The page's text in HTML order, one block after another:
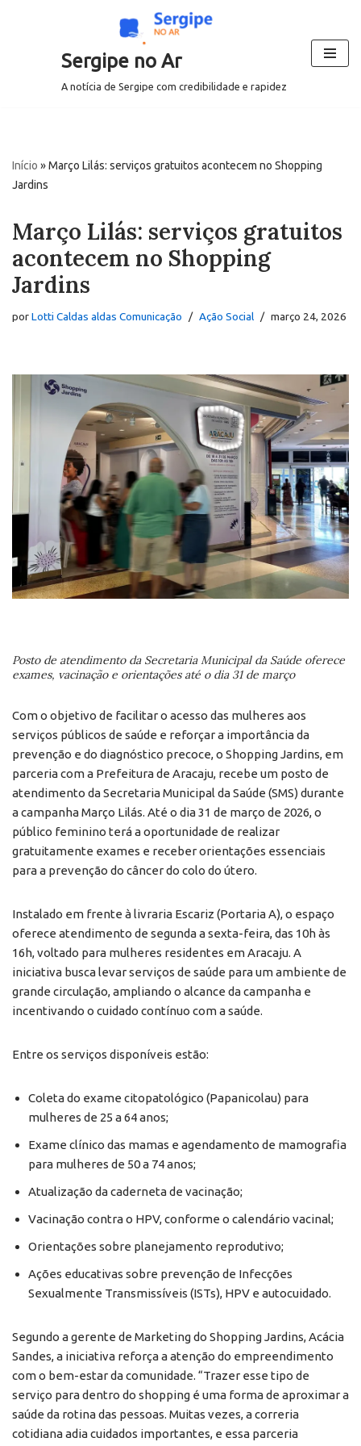
Sergipe no Ar
A notícia de Sergipe com credibilidade e rapidez
Início »Março Lilás: serviços gratuitos acontecem no Shopping
Jardins
Março Lilás: serviços gratuitos
acontecem no Shopping
Jardins
porLotti Caldas aldas Comunicação Ação Social março 24, 2026
Posto de atendimento da Secretaria Municipal da Saúde oferece
exames, vacinação e orientações até o dia 31 de março
Com o objetivo de facilitar o acesso das mulheres aos
serviços públicos de saúde e reforçar a importância da
prevenção e do diagnóstico precoce, o Shopping Jardins, em
parceria com a Prefeitura de Aracaju, recebe um posto de
atendimento da Secretaria Municipal da Saúde (SMS) durante
a campanha Março Lilás. Até o dia 31 de março de 2026, o
público feminino terá a oportunidade de realizar
gratuitamente exames e receber orientações essenciais
para a prevenção do câncer do colo do útero.
Instalado em frente à livraria Escariz (Portaria A), o espaço
oferece atendimento de segunda a sexta-feira, das 10h às
16h, voltado para mulheres residentes em Aracaju. A
iniciativa busca levar serviços de saúde para um ambiente de
grande circulação, ampliando o alcance da campanha e
incentivando o cuidado contínuo com a saúde.
Entre os serviços disponíveis estão:
Coleta do exame citopatológico (Papanicolau) para
mulheres de 25 a 64 anos;
Exame clínico das mamas e agendamento de mamografia
para mulheres de 50 a 74 anos;
Atualização da caderneta de vacinação;
Vacinação contra o HPV, conforme o calendário vacinal;
Orientações sobre planejamento reprodutivo;
Ações educativas sobre prevenção de Infecções
Sexualmente Transmissíveis (ISTs), HPV e autocuidado.
Segundo a gerente de Marketing do Shopping Jardins, Acácia
Sandes, a iniciativa reforça a atenção do empreendimento
com o bem-estar da comunidade. “Trazer esse tipo de
serviço para dentro do shopping é uma forma de aproximar a
saúde da rotina das pessoas. Muitas vezes, a correria
cotidiana adia cuidados importantes, e essa parceria